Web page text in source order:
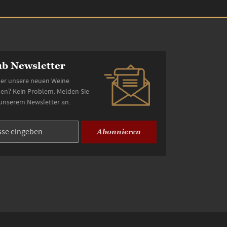
Newsletter
unsere neuen Weine
Kein Problem: Melden Sie
Newsletter an.
Abonnieren